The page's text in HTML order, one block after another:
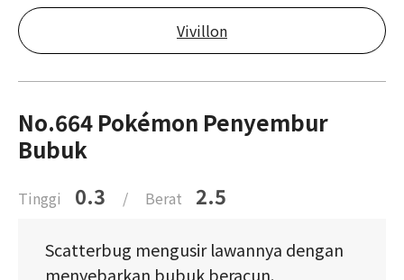
Vivillon
No.664 Pokémon Penyembur
Bubuk
Tinggi 0.3 / Berat 2.5
Scatterbug mengusir lawannya dengan
menyebarkan bubuk beracun.